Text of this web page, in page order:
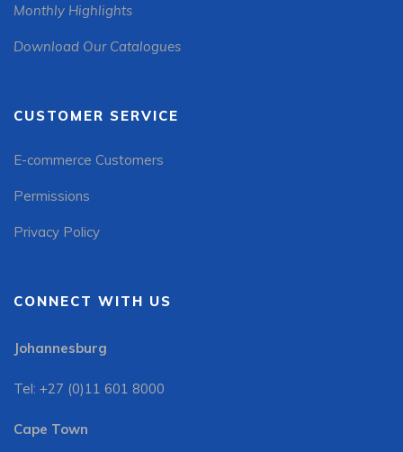
Monthly Highlights
Download Our Catalogues
CUSTOMER SERVICE
E-commerce Customers
Permissions
Privacy Policy
CONNECT WITH US
Johannesburg
Tel: +27 (0)11 601 8000
Cape Town